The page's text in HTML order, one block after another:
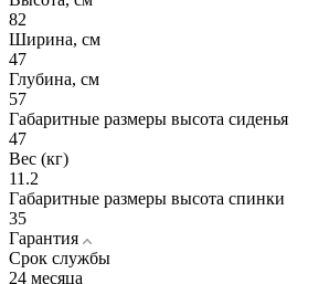
82
Ширина, см
47
Глубина, см
57
Габаритные размеры высота сиденья
47
Вес (кг)
11.2
Габаритные размеры высота спинки
35
Гарантия
Срок службы
24 месяца